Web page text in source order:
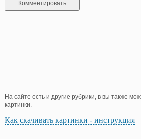
На сайте есть и другие рубрики, в вы также
картинки.
Как скачивать картинки - инструкция